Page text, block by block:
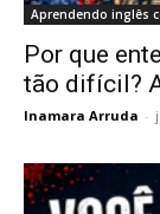
Aprendendo inglês
Por que
tão difícil?
Inamara Arruda -